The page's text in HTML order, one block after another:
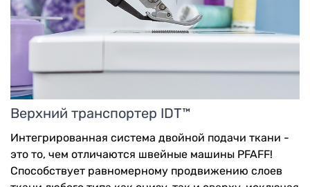
Верхний транспортер IDT™
Интегрированная система двойной подачи ткани -
это то, чем отличаются швейные машины PFAFF!
Способствует равномерному продвижению слоев